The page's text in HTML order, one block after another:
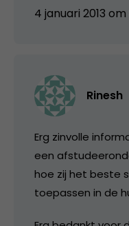
4 januari 2013
Rinesh
Erg zinvolle
een
hoe zij het beste
toepassen in de